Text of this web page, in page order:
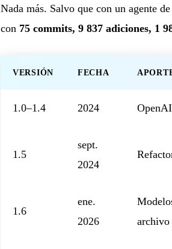
Nada más. Salvo que con un agente
con 75 commits, 9 837 adiciones, 1
VERSIÓN FECHA
1.0–1.4 2024
1.5
sept.
2024
1.6
ene.
2026